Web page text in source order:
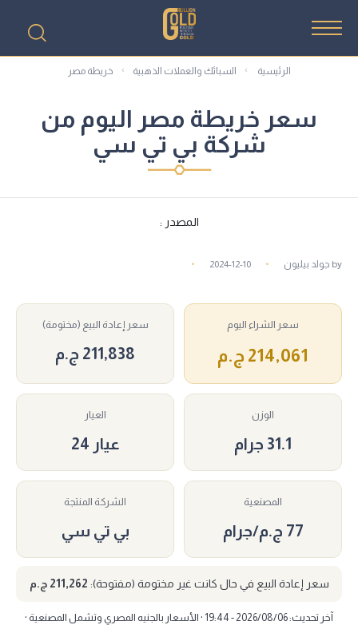
الرئيسية السبائك والعملات الذهبية خريطة مصر
سعر خريطة مصر اليوم من
شركة بي تي سي
المصدر :
by جولد بيليون 2024-12-10
سعر الشراء اليوم
214,061 ج.م
سعر إعادة البيع (مختومة)
211,838 ج.م
الوزن
31.1 جرام
العيار
عيار 24
المصنعية
77 ج.م/جرام
الشركة المنتجة
بي تي سي
سعر إعادة البيع في حال كانت غير مختومة (مفتوحة): 211,262 ج.م
آخر تحديث: 2026/08/06 - 19:44 · الأسعار بالجنيه المصري وتشمل المصنعية ·